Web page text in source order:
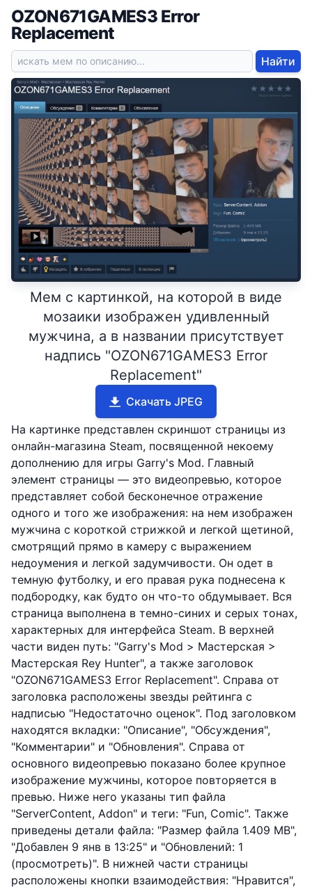
OZON671GAMES3 Error
Replacement
Найти
Мем с картинкой, на которой в виде
мозаики изображен удивленный
мужчина, а в названии присутствует
надпись "OZON671GAMES3 Error
Replacement"
Скачать JPEG
На картинке представлен скриншот страницы из
онлайн-магазина Steam, посвященной некоему
дополнению для игры Garry's Mod. Главный
элемент страницы — это видеопревью, которое
представляет собой бесконечное отражение
одного и того же изображения: на нем изображен
мужчина с короткой стрижкой и легкой щетиной,
смотрящий прямо в камеру с выражением
недоумения и легкой задумчивости. Он одет в
темную футболку, и его правая рука поднесена к
подбородку, как будто он что-то обдумывает. Вся
страница выполнена в темно-синих и серых тонах,
характерных для интерфейса Steam. В верхней
части виден путь: "Garry's Mod > Мастерская >
Мастерская Rey Hunter", а также заголовок
"OZON671GAMES3 Error Replacement". Справа от
заголовка расположены звезды рейтинга с
надписью "Недостаточно оценок". Под заголовком
находятся вкладки: "Описание", "Обсуждения",
"Комментарии" и "Обновления". Справа от
основного видеопревью показано более крупное
изображение мужчины, которое повторяется в
превью. Ниже него указаны тип файла
"ServerContent, Addon" и теги: "Fun, Comic". Также
приведены детали файла: "Размер файла 1.409 MB",
"Добавлен 9 янв в 13:25" и "Обновлений: 1
(просмотреть)". В нижней части страницы
расположены кнопки взаимодействия: "Нравится",